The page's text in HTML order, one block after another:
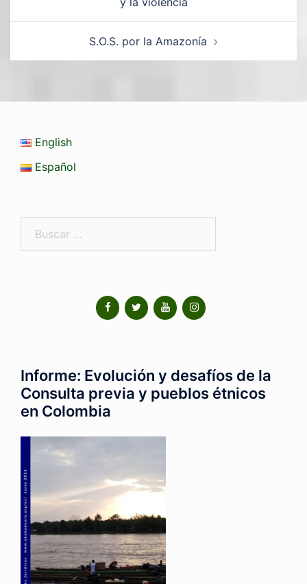
S.O.S. por la Amazonía
English
Español
Informe: Evolución y desafíos de la
Consulta previa y pueblos étnicos
en Colombia